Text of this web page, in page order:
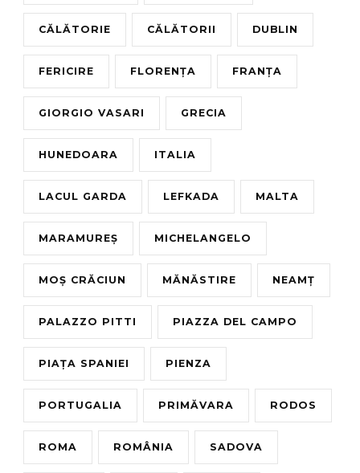
CĂLĂTORIE CĂLĂTORII DUBLIN
FERICIRE FLORENȚA FRANȚA
GIORGIO VASARI GRECIA
HUNEDOARA ITALIA
LACUL GARDA LEFKADA MALTA
MARAMUREȘ MICHELANGELO
MOȘ CRĂCIUN MĂNĂSTIRE NEAMȚ
PALAZZO PITTI PIAZZA DEL CAMPO
PIAȚA SPANIEI PIENZA
PORTUGALIA PRIMĂVARA RODOS
ROMA ROMÂNIA SADOVA